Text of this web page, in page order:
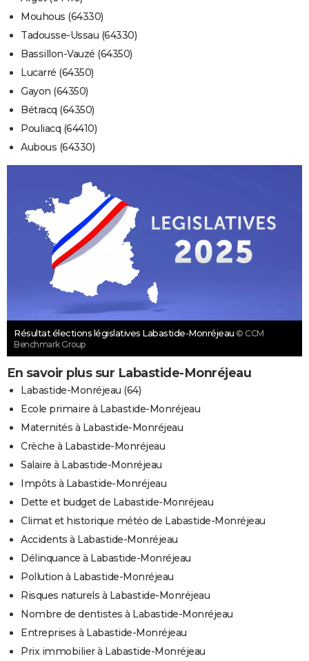
Mouhous (64330)
Tadousse-Ussau (64330)
Bassillon-Vauzé (64350)
Lucarré (64350)
Gayon (64350)
Bétracq (64350)
Pouliacq (64410)
Aubous (64330)
Résultat élections législatives Labastide-Monréjeau © CCM
Benchmark Group
En savoir plus sur Labastide-Monréjeau
Labastide-Monréjeau (64)
Ecole primaire à Labastide-Monréjeau
Maternités à Labastide-Monréjeau
Crèche à Labastide-Monréjeau
Salaire à Labastide-Monréjeau
Impôts à Labastide-Monréjeau
Dette et budget de Labastide-Monréjeau
Climat et historique météo de Labastide-Monréjeau
Accidents à Labastide-Monréjeau
Délinquance à Labastide-Monréjeau
Pollution à Labastide-Monréjeau
Risques naturels à Labastide-Monréjeau
Nombre de dentistes à Labastide-Monréjeau
Entreprises à Labastide-Monréjeau
Prix immobilier à Labastide-Monréjeau